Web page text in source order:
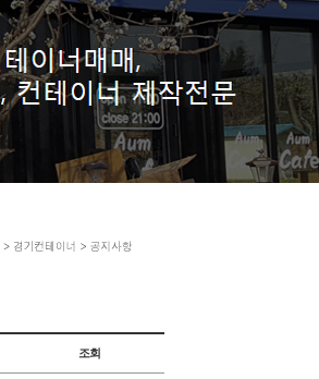
조회